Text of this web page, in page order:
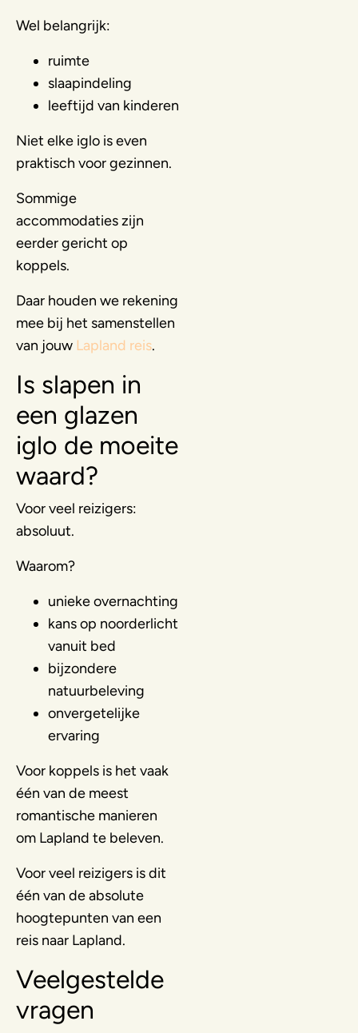
Wel belangrijk:
ruimte
slaapindeling
leeftijd van kinderen
Niet elke iglo is even
praktisch voor gezinnen.
Sommige
accommodaties zijn
eerder gericht op
koppels.
Daar houden we rekening
mee bij het samenstellen
van jouw Lapland reis.
Is slapen in
een glazen
iglo de moeite
waard?
Voor veel reizigers:
absoluut.
Waarom?
unieke overnachting
kans op noorderlicht
vanuit bed
bijzondere
natuurbeleving
onvergetelijke
ervaring
Voor koppels is het vaak
één van de meest
romantische manieren
om Lapland te beleven.
Voor veel reizigers is dit
één van de absolute
hoogtepunten van een
reis naar Lapland.
Veelgestelde
vragen